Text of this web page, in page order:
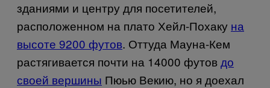
зданиями и центру для посетителей,
расположенном на плато Хейл-Похаку на
высоте 9200 футов. Оттуда Мауна-Кем
растягивается почти на 14000 футов до
своей вершины Пюью Векию, но я доехал